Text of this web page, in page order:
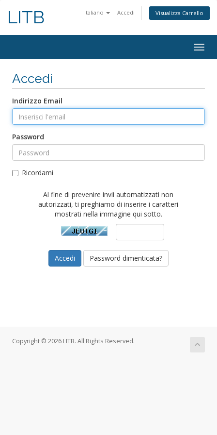
Italiano Accedi Visualizza Carrello
LITB
Accedi
Indirizzo Email
Password
Ricordami
Al fine di prevenire invii automatizzati non
autorizzati, ti preghiamo di inserire i caratteri
mostrati nella immagine qui sotto.
Password dimenticata?
Copyright © 2026 LITB. All Rights Reserved.